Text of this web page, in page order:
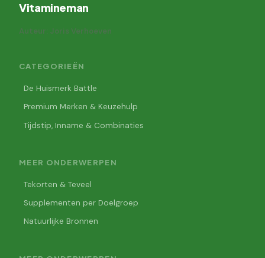
Vitamineman
Auteur: Joris Verhoeven
CATEGORIEËN
De Huismerk Battle
Premium Merken & Keuzehulp
Tijdstip, Inname & Combinaties
MEER ONDERWERPEN
Tekorten & Teveel
Supplementen per Doelgroep
Natuurlijke Bronnen